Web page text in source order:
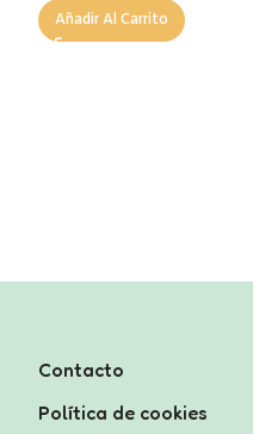
Añadir Al Carrito
Contacto
Política de cookies